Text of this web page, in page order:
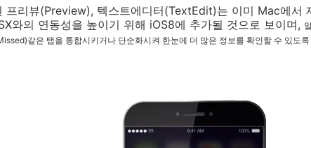
프리뷰(Preview), 텍스트에디터(TextEdit)는 이미 Mac에서
와의 연동성을 높이기 위해 iOS8에 추가될 것으로 보이며,
같은 탭을 통합시키거나 단순화시켜 한눈에 더 많은 정보를 확인할 수 있도